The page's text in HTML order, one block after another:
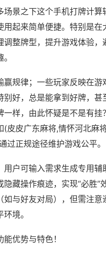
场景之下这个手机打牌计算
用起来简单便捷。特别是在
调整牌型，提升游戏体验，
赢规律；一些玩家反映在游
别好，总是能拿到好牌，甚
一样，由此怀疑是不是有挂
(皮皮广东麻将,情怀河北麻
过正规途径维护游戏公平。
用户可输入需求生成专用辅
隐藏操作痕迹，实现“必胜”
如与好友对局），但需注意
境。
优势与特色！